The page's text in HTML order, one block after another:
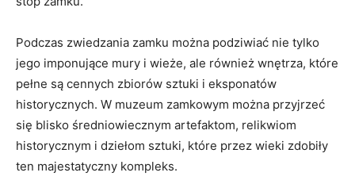
Podczas zwiedzania ⁣zamku można podziwiać nie tylko​
jego imponujące mury i wieże,⁤ ale również wnętrza, ⁢które
pełne są cennych⁣ zbiorów sztuki i eksponatów
historycznych. W muzeum zamkowym można przyjrzeć
się blisko średniowiecznym artefaktom, relikwiom⁣
historycznym i dziełom sztuki, które ‌przez wieki zdobiły
ten majestatyczny kompleks.